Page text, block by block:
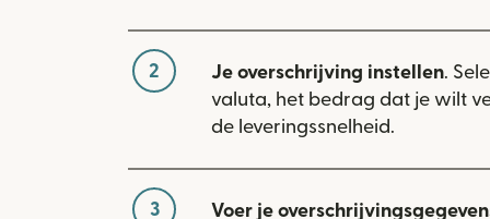
2 Je overschrijving instellen.
valuta, het bedrag dat je wilt
de leveringssnelheid.
3 Voer je